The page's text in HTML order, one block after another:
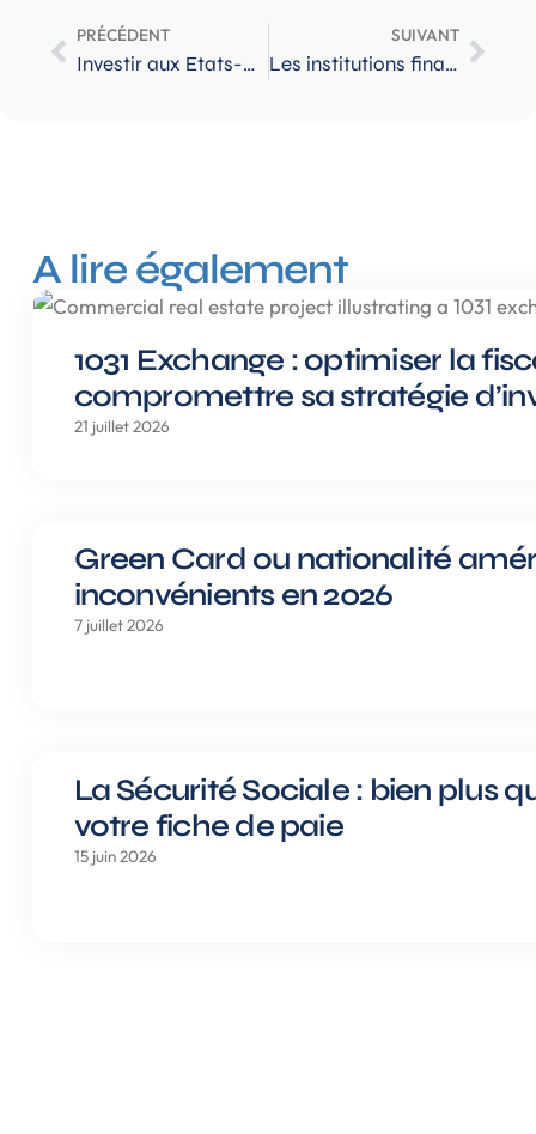
PRÉCÉDENT
Investir aux Etats-Unis quand on arrive de France
SUIVANT
Les institutions financières françaises qui prêtent aux non-résidents
A lire également
1031 Exchange : optimiser la
compromettre sa stratégie
21 juillet 2026
Green Card ou nationalité
inconvénients en 2026
7 juillet 2026
La Sécurité Sociale : bien plus
votre fiche de paie
15 juin 2026